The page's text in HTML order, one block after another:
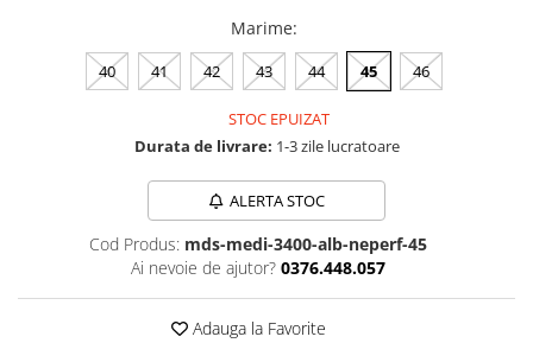
Marime:
40 41 42 43 44 45 46
STOC EPUIZAT
Durata de livrare: 1-3 zile lucratoare
ALERTA STOC
Cod Produs: mds-medi-3400-alb-neperf-45
Ai nevoie de ajutor? 0376.448.057
Adauga la Favorite